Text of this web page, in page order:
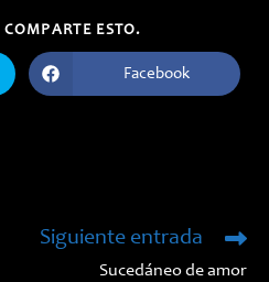
ESTO.
CONTENIDO
Se
abre
Facebook
Siguiente entrada
Sucedáneo de amor